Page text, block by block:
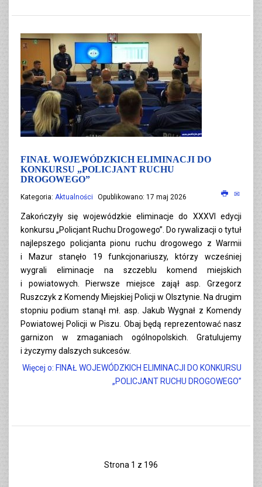
FINAŁ WOJEWÓDZKICH ELIMINACJI DO
KONKURSU „POLICJANT RUCHU
DROGOWEGO”
Kategoria: Aktualności Opublikowano: 17 maj 2026
Zakończyły się wojewódzkie eliminacje do XXXVI edycji
konkursu „Policjant Ruchu Drogowego”. Do rywalizacji o tytuł
najlepszego policjanta pionu ruchu drogowego z Warmii
i Mazur stanęło 19 funkcjonariuszy, którzy wcześniej
wygrali eliminacje na szczeblu komend miejskich
i powiatowych. Pierwsze miejsce zajął asp. Grzegorz
Ruszczyk z Komendy Miejskiej Policji w Olsztynie. Na drugim
stopniu podium stanął mł. asp. Jakub Wygnał z Komendy
Powiatowej Policji w Piszu. Obaj będą reprezentować nasz
garnizon w zmaganiach ogólnopolskich. Gratulujemy
i życzymy dalszych sukcesów.
Więcej o: FINAŁ WOJEWÓDZKICH ELIMINACJI DO KONKURSU
„POLICJANT RUCHU DROGOWEGO”
Strona 1 z 196